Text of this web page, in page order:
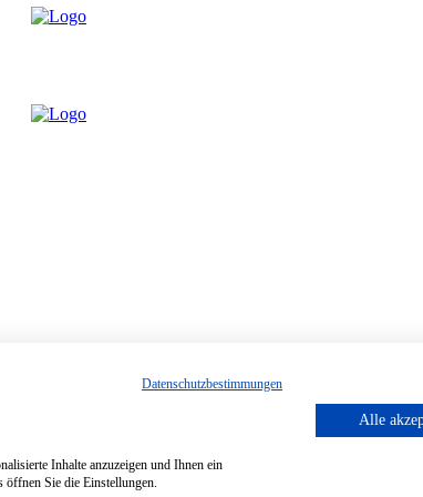
Datenschutzbestimmungen
Inhalte anzuzeigen und Ihnen ein
öffnen Sie die Einstellungen.
Alle